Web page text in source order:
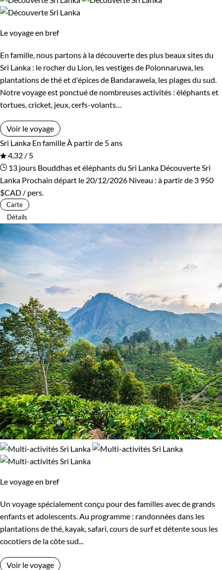
Vous pourrez aussi associer votre découverte du Sri Lanka
détente des parents et la joie des enfants, au bord d’un océan
d’observer avec un simple masque et tuba.
Guide de voyage Sri Lanka
Le voyage en bref
En famille, nous partons à la découverte des plus beaux sites du
Sri Lanka : le rocher du Lion, les vestiges de Polonnaruwa, les
plantations de thé et d'épices de Bandarawela, les plages du sud.
Notre voyage est ponctué de nombreuses activités : éléphants et
tortues, cricket, jeux, cerfs-volants…
Voir le voyage
Sri Lanka En famille À partir de 5 ans
4,32 / 5
13 jours Bouddhas et éléphants du Sri Lanka Découverte Sri
Lanka Prochain départ le 20/12/2026 Niveau : à partir de 3 950
$CAD / pers.
Carte
Détails
Le voyage en bref
Un voyage spécialement conçu pour des familles avec de grands
enfants et adolescents. Au programme : randonnées dans les
plantations de thé, kayak, safari, cours de surf et détente sous les
cocotiers de la côte sud...
Voir le voyage